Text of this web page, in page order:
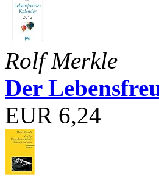
Rolf Merkle
Der
EUR 6,24